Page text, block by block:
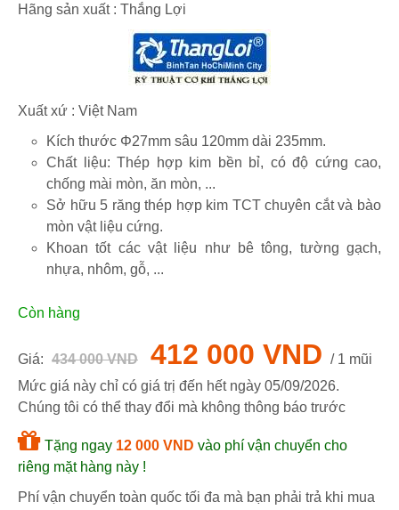
Hãng sản xuất : Thắng Lợi
Xuất xứ : Việt Nam
Kích thước Φ27mm sâu 120mm dài 235mm.
Chất liệu: Thép hợp kim bền bỉ, có độ cứng cao,
chống mài mòn, ăn mòn, ...
Sở hữu 5 răng thép hợp kim TCT chuyên cắt và bào
mòn vật liệu cứng.
Khoan tốt các vật liệu như bê tông, tường gạch,
nhựa, nhôm, gỗ, ...
Còn hàng
Giá: 434 000 VND 412 000 VND / 1 mũi
Mức giá này chỉ có giá trị đến hết ngày 05/09/2026.
Chúng tôi có thể thay đổi mà không thông báo trước
Tặng ngay 12 000 VND vào phí vận chuyển cho
riêng mặt hàng này !
Phí vận chuyển toàn quốc tối đa mà bạn phải trả khi mua